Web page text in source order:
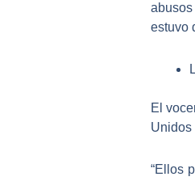
estuvo
El
Unidos
“Ellos